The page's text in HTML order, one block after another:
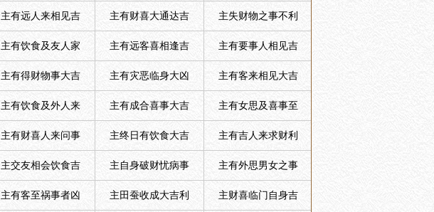
主有远人来相见吉 主有财喜大通达吉 主失财物之事不利
主有饮食及友人家 主有远客喜相逢吉 主有要事人相见吉
主有得财物事大吉 主有灾恶临身大凶 主有客来相见大吉
主有饮食及外人来 主有成合喜事大吉 主有女思及喜事至
主有财喜人来问事 主终日有饮食大吉 主有吉人来求财利
主交友相会饮食吉 主自身破财忧病事 主有外思男女之事
主有客至祸事者凶 主田蚕收成大吉利 主财喜临门自身吉